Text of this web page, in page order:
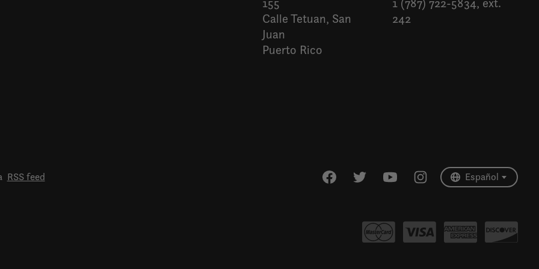
Calle Tetuan, San
Juan
Puerto Rico
242
RSS feed Español